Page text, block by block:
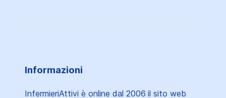
Informazioni
InfermieriAttivi è online dal 2006 il sito web